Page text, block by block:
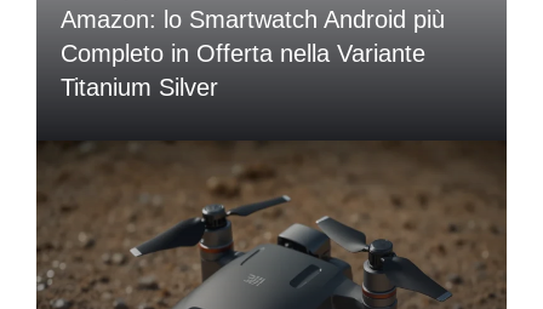
Amazon: lo Smartwatch Android più
Completo in Offerta nella Variante
Titanium Silver